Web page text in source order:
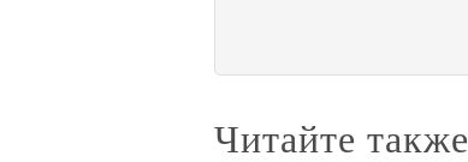
Читайте также